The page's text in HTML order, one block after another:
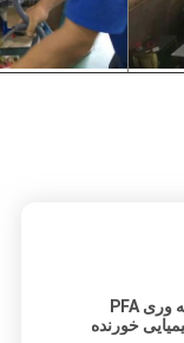
مبدل حرارتی کویل غوطه وری PFA